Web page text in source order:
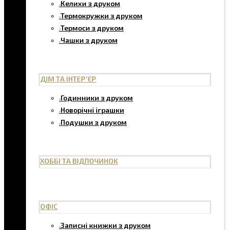
Келихи з друком
Термокружки з друком
Термоси з друком
Чашки з друком
ДІМ ТА ІНТЕР'ЄР
Годинники з друком
Новорічні іграшки
Подушки з друком
ХОББІ ТА ВІДПОЧИНОК
ОФІС
Записні книжки з друком